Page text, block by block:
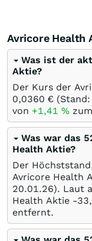
Avricore Health
Was ist der
Aktie?
Der Kurs der
0,0360 € (Stand:
von +1,41 %
Was war das
Health Aktie?
Der
Avricore Health
20.01.26). Laut
Health Aktie -
entfernt.